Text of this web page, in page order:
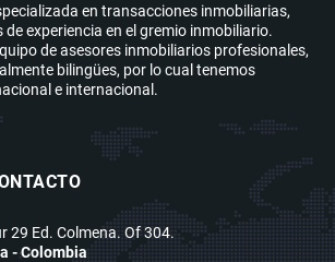
en transacciones inmobiliarias,
de experiencia en el gremio inmobiliario.
de asesores inmobiliarios profesionales,
bilingües, por lo cual tenemos
e internacional.
29 Ed. Colmena. Of 304.
- Colombia